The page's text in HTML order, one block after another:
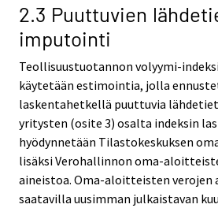
2.3 Puuttuvien
imputointi
Teollisuustuotannon volyymi-
käytetään estimointia, jolla
laskentahetkellä puuttuvia
yritysten (osite 3) osalta indeksin
hyödynnetään Tilastokeskuksen
lisäksi Verohallinnon oma-
aineistoa. Oma-aloitteisten verojen
saatavilla uusimman julkaistavan